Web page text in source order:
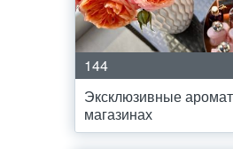
144
Эксклюзивные
магазинах